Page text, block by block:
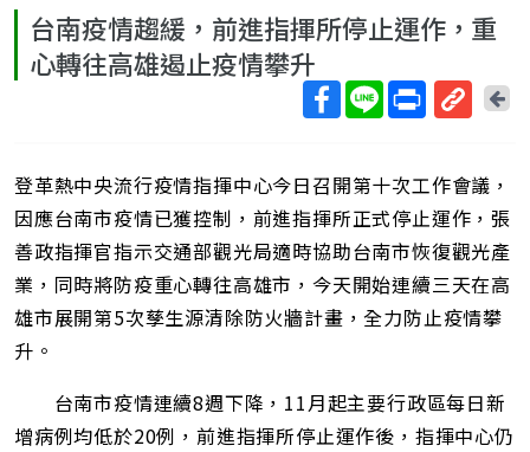
台南疫情趨緩，前進指揮所停止運作，重
心轉往高雄遏止疫情攀升
短
網
址
回
登革熱中央流行疫情指揮中心今日召開第十次工作會議，
因應台南市疫情已獲控制，前進指揮所正式停止運作，張
善政指揮官指示交通部觀光局適時協助台南市恢復觀光產
業，同時將防疫重心轉往高雄市，今天開始連續三天在高
雄市展開第5次孳生源清除防火牆計畫，全力防止疫情攀
升。
台南市疫情連續8週下降，11月起主要行政區每日新
增病例均低於20例，前進指揮所停止運作後，指揮中心仍